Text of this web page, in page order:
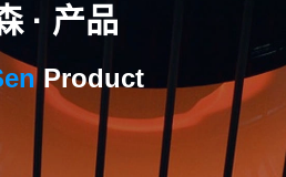
· 产品
Product